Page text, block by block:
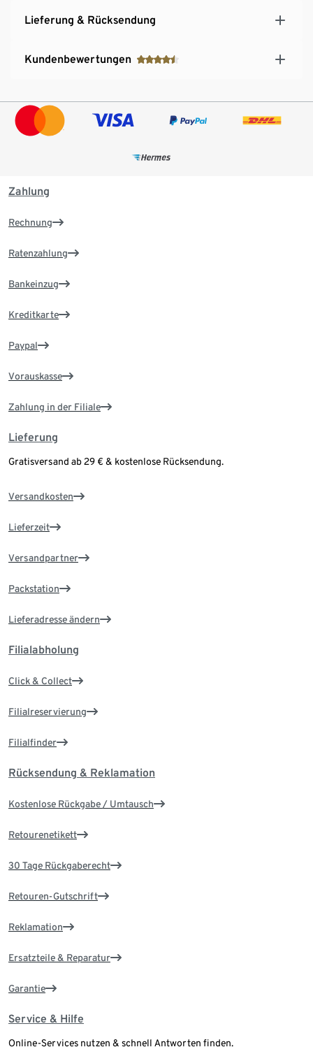
Lieferung & Rücksendung
Kundenbewertungen
Zahlung
Rechnung
Ratenzahlung
Bankeinzug
Kreditkarte
Paypal
Vorauskasse
Zahlung in der Filiale
Lieferung
Gratisversand ab 29 € & kostenlose Rücksendung.
Versandkosten
Lieferzeit
Versandpartner
Packstation
Lieferadresse ändern
Filialabholung
Click & Collect
Filialreservierung
Filialfinder
Rücksendung & Reklamation
Kostenlose Rückgabe / Umtausch
Retourenetikett
30 Tage Rückgaberecht
Retouren-Gutschrift
Reklamation
Ersatzteile & Reparatur
Garantie
Service & Hilfe
Online-Services nutzen & schnell Antworten finden.